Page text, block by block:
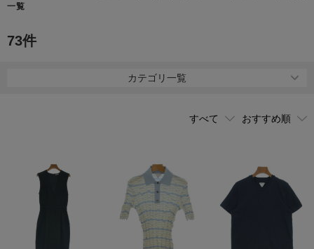
一覧
73件
カテゴリ一覧